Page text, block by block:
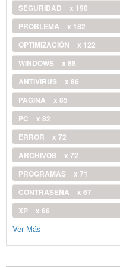
SEGURIDAD
x 190
PROBLEMA
x 182
OPTIMIZACIÓN
x 122
WINDOWS
x 88
ANTIVIRUS
x 86
PAGINA
x 85
PC
x 82
ERROR
x 72
ARCHIVOS
x 72
PROGRAMAS
x 71
CONTRASEÑA
x 67
XP
x 66
Ver Más